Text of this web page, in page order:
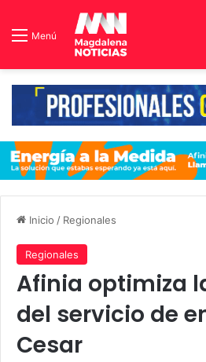
Menú
Inicio / Regionales
Regionales
Afinia optimiza
del servicio de
Cesar